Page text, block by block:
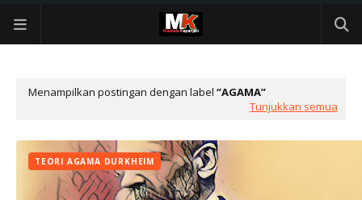
Menampilkan postingan dengan label AGAMA
Tunjukkan semua
TEORI AGAMA DURKHEIM